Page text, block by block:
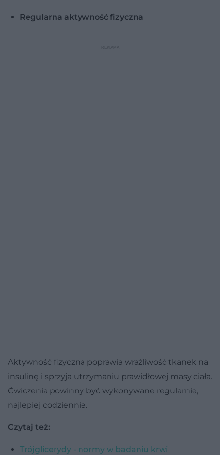
Regularna aktywność fizyczna
Aktywność fizyczna poprawia wrażliwość tkanek na
insulinę i sprzyja utrzymaniu prawidłowej masy ciała.
Ćwiczenia powinny być wykonywane regularnie,
najlepiej codziennie.
Czytaj też:
Trójglicerydy - normy w badaniu krwi